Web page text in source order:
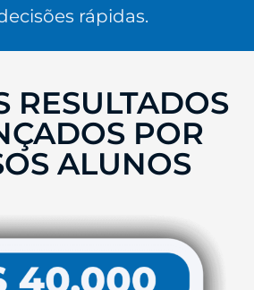
rápidas.
RESULTADOS
POR
ALUNOS